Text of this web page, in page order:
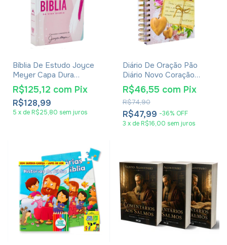
Bíblia De Estudo Joyce
Meyer Capa Dura
Abstrata
R$128,99
R$125,12 com Pix
5 x de R$25,80 sem juros
Diário De Oração Pão
Diário Novo Coração
Devocional
R$47,99 -36% OFF
R$74,90
R$46,55 com Pix
3 x de R$16,00 sem juros